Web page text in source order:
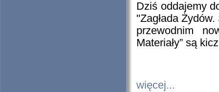
Dziś oddajemy
"Zagłada
przewodnim
Materiały” są
więcej...